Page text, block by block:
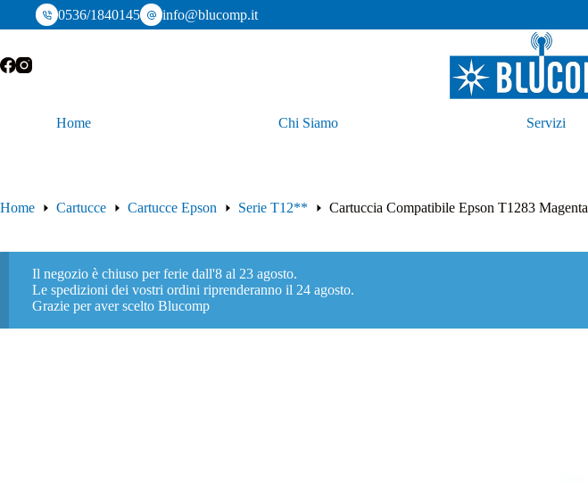
0536/1840145 info@blucomp.it
Home Chi Siamo Servizi
Home Cartucce Cartucce Epson Serie T12** Cartuccia Compatibile Epson T1283 Magenta
Il negozio è chiuso per ferie dall'8 al 23 agosto.
Le spedizioni dei vostri ordini riprenderanno il 24 agosto.
Grazie per aver scelto Blucomp